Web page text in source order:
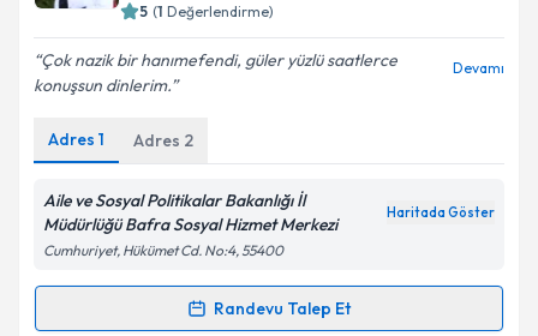
Kişisel verilerimin işlenmesine ilişkinAydınlatma
Metni'ni okudum ve kişisel verilerimin belirtilen
Takvim Talebini Gönder
5 (1 Değerlendirme)
Çok nazik bir hanımefendi, güler yüzlü saatlerce
konuşsun dinlerim.
Devamı
Adres 1 Adres 2
Aile ve Sosyal Politikalar Bakanlığı İl
Müdürlüğü Bafra Sosyal Hizmet Merkezi
Haritada Göster
Cumhuriyet, Hükümet Cd. No:4, 55400
Randevu Talep Et
Randevu Takvimi Talebi